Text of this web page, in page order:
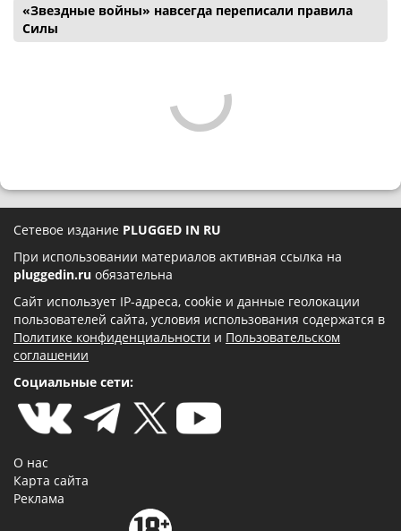
«Звездные войны» навсегда переписали правила
Силы
Сетевое издание PLUGGED IN RU
При использовании материалов активная ссылка на
pluggedin.ru обязательна
Сайт использует IP-адреса, cookie и данные геолокации
пользователей сайта, условия использования содержатся в
Политике конфиденциальности и Пользовательском
соглашении
Социальные сети:
О нас
Карта сайта
Реклама